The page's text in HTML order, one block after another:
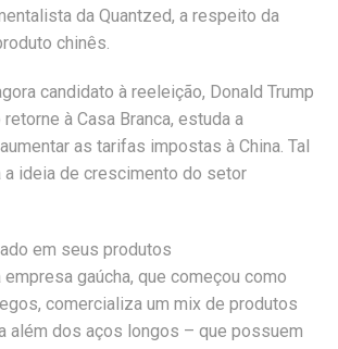
da Quantzed, a respeito da
chinês.
candidato à reeleição, Donald Trump
à Casa Branca, estuda a
as tarifas impostas à China. Tal
a ideia de crescimento do setor
em seus produtos
gaúcha, que começou como
comercializa um mix de produtos
além dos aços longos – que possuem